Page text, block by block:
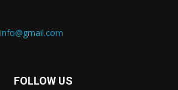
FOLLOW US